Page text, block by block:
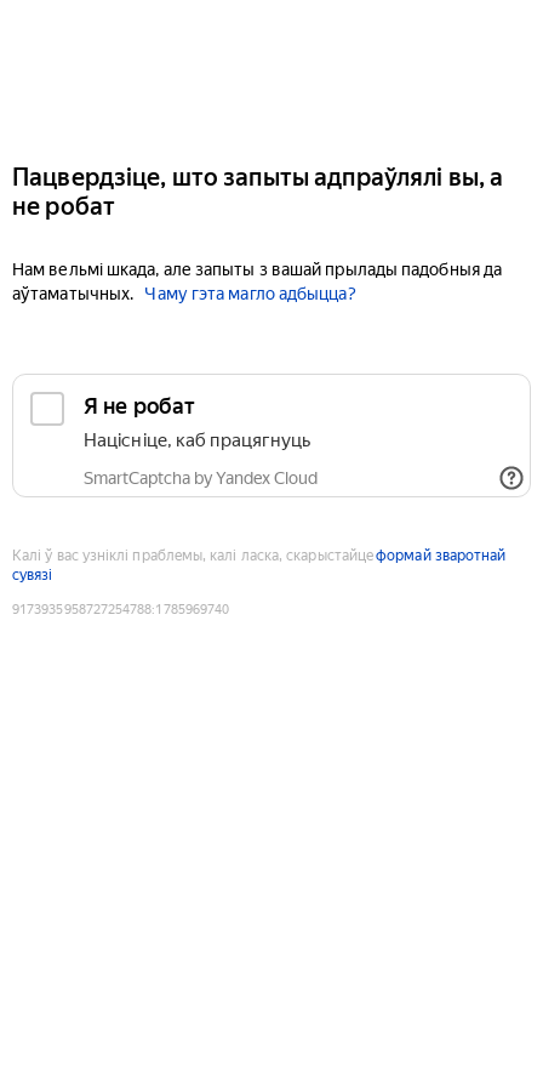
Пацвердзіце, што запыты адпраўлялі вы, а
не робат
Нам вельмі шкада, але запыты з вашай прылады падобныя да
аўтаматычных.
Чаму гэта магло адбыцца?
Я не робат
Націсніце, каб працягнуць
SmartCaptcha by Yandex Cloud
Калі ў вас узніклі праблемы, калі ласка, скарыстайцеформай зваротнай
сувязі
9173935958727254788:1785969740